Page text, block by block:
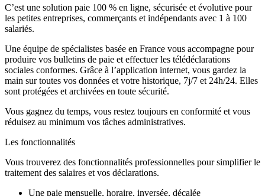
C’est une solution paie 100 % en ligne, sécurisée et évolutive pour
les petites entreprises, commerçants et indépendants avec 1 à 100
salariés.
Une équipe de spécialistes basée en France vous accompagne pour
produire vos bulletins de paie et effectuer les télédéclarations
sociales conformes. Grâce à l’application internet, vous gardez la
main sur toutes vos données et votre historique, 7j/7 et 24h/24. Elles
sont protégées et archivées en toute sécurité.
Vous gagnez du temps, vous restez toujours en conformité et vous
réduisez au minimum vos tâches administratives.
Les fonctionnalités
Vous trouverez des fonctionnalités professionnelles pour simplifier le
traitement des salaires et vos déclarations.
Une paie mensuelle, horaire, inversée, décalée